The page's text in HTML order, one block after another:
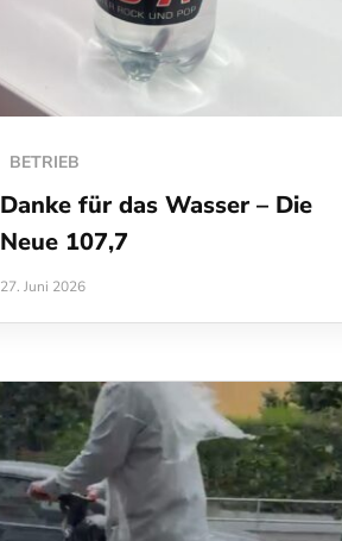
BETRIEB
Danke für das Wasser – Die
Neue 107,7
27. Juni 2026